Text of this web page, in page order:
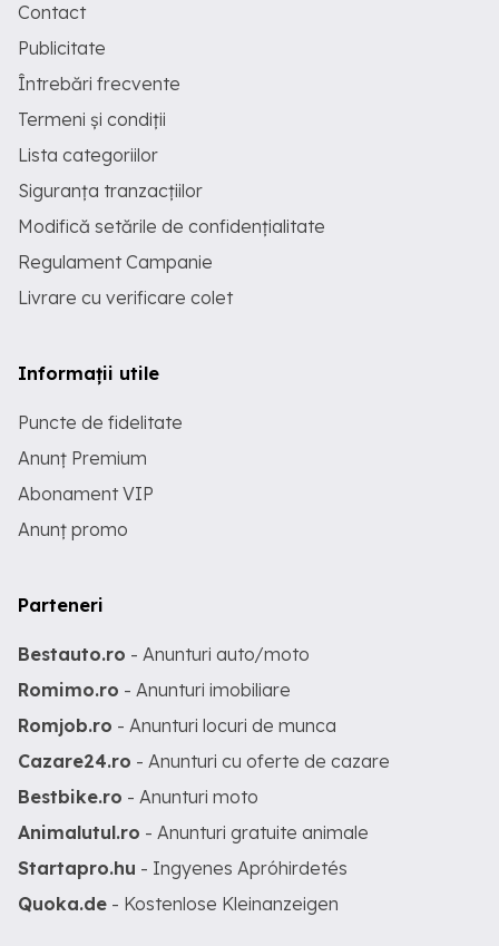
Contact
Publicitate
Întrebări frecvente
Termeni și condiții
Lista categoriilor
Siguranța tranzacțiilor
Modifică setările de confidențialitate
Regulament Campanie
Livrare cu verificare colet
Informații utile
Puncte de fidelitate
Anunț Premium
Abonament VIP
Anunț promo
Parteneri
Bestauto.ro - Anunturi auto/moto
Romimo.ro - Anunturi imobiliare
Romjob.ro - Anunturi locuri de munca
Cazare24.ro - Anunturi cu oferte de cazare
Bestbike.ro - Anunturi moto
Animalutul.ro - Anunturi gratuite animale
Startapro.hu - Ingyenes Apróhirdetés
Quoka.de - Kostenlose Kleinanzeigen